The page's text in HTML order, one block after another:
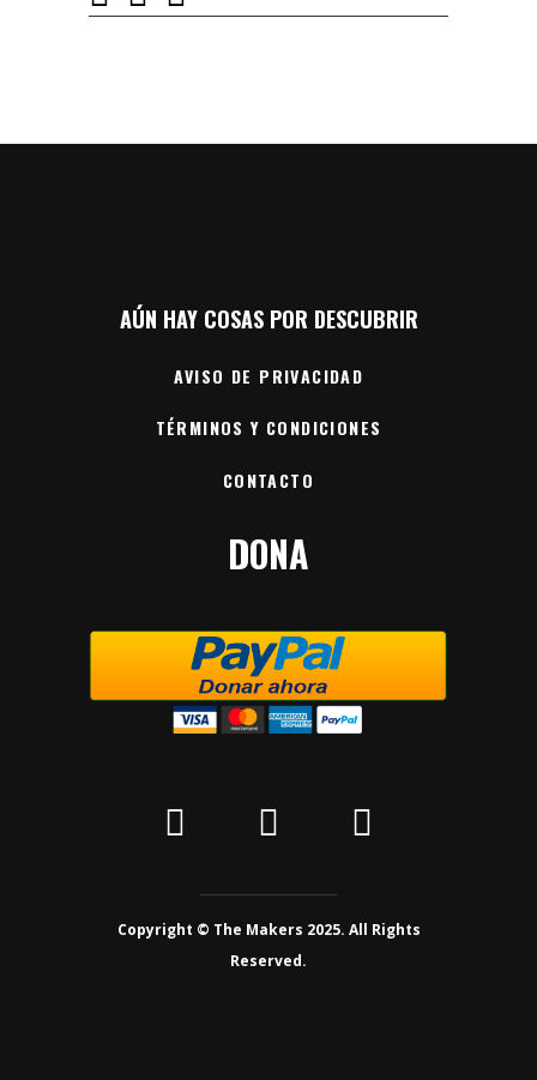
AÚN HAY COSAS POR DESCUBRIR
AVISO DE PRIVACIDAD
TÉRMINOS Y CONDICIONES
CONTACTO
DONA
Copyright © The Makers 2025. All Rights
Reserved.